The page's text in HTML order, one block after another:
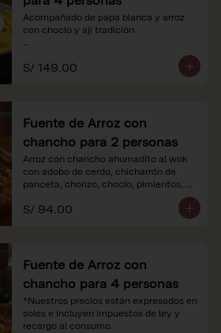
Acompañado de papa blanca y arroz
con choclo y ají tradición
*Nuestros precios están expresados en
soles e incluyen impuestos de ley y
S/ 149.00
Fuente de Arroz con
chancho para 2 personas
Arroz con chancho ahumadito al wok
con adobo de cerdo, chicharrón de
panceta, chorizo, choclo, pimientos,
*Nuestros precios están expresados en
S/ 94.00
Fuente de Arroz con
chancho para 4 personas
*Nuestros precios están expresados en
soles e incluyen impuestos de ley y
recargo al consumo.